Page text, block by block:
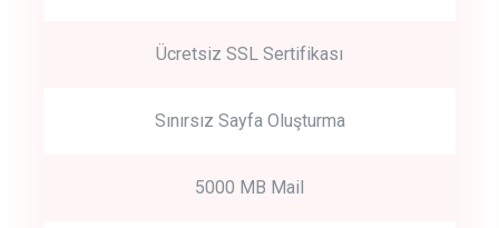
Start by trying our service for 30 days free trial no credit card
Ücretsiz SSL Sertifikası
Sınırsız Sayfa Oluşturma
5000 MB Mail